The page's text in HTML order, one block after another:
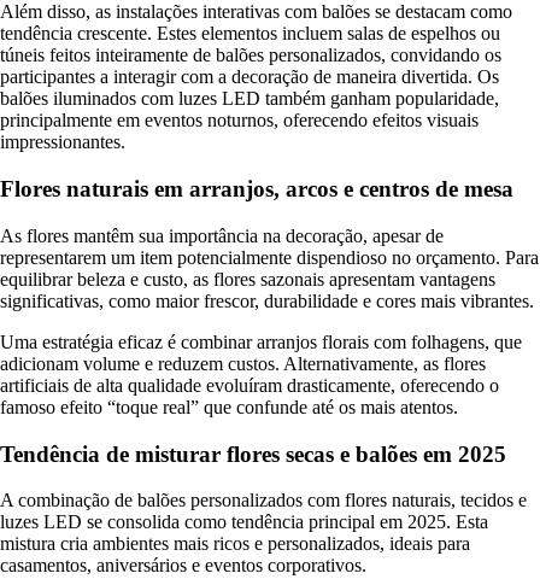
Além disso, as instalações interativas com balões se destacam como
tendência crescente. Estes elementos incluem salas de espelhos ou
túneis feitos inteiramente de balões personalizados, convidando os
participantes a interagir com a decoração de maneira divertida. Os
balões iluminados com luzes LED também ganham popularidade,
principalmente em eventos noturnos, oferecendo efeitos visuais
impressionantes.
Flores naturais em arranjos, arcos e centros de mesa
As flores mantêm sua importância na decoração, apesar de
representarem um item potencialmente dispendioso no orçamento. Para
equilibrar beleza e custo, as flores sazonais apresentam vantagens
significativas, como maior frescor, durabilidade e cores mais vibrantes.
Uma estratégia eficaz é combinar arranjos florais com folhagens, que
adicionam volume e reduzem custos. Alternativamente, as flores
artificiais de alta qualidade evoluíram drasticamente, oferecendo o
famoso efeito “toque real” que confunde até os mais atentos.
Tendência de misturar flores secas e balões em 2025
A combinação de balões personalizados com flores naturais, tecidos e
luzes LED se consolida como tendência principal em 2025. Esta
mistura cria ambientes mais ricos e personalizados, ideais para
casamentos, aniversários e eventos corporativos.